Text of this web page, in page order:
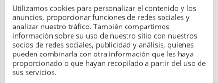
4. Buscarel club “Real Sociedad Hípica de La Coruña”
5. Asociar la cuenta de Playtomic al club. La aplicación pide
email y contraseña. Son los mismos que se utilizaron para
crear la cuenta de Playtomic.
Para que la aplicación acepte al usuario, éste tiene que estar
Utilizamos cookies para personalizar el contenido y los
anuncios, proporcionar funciones de redes sociales y
analizar nuestro tráfico. También compartimos
información sobre su uso de nuestro sitio con nuestros
socios de redes sociales, publicidad y análisis, quienes
pueden combinarla con otra información que les haya
proporcionado o que hayan recopilado a partir del uso de
sus servicios.